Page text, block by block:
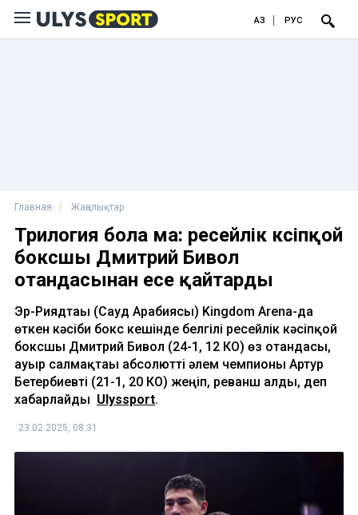
ҚАЗ РУС
Главная Жаңалықтар
Трилогия бола ма: ресейлік кәсіпқой
боксшы Дмитрий Бивол
отандасынан есе қайтарды
Эр-Риядтағы (Сауд Арабиясы) Kingdom Arena-да
өткен кәсіби бокс кешінде белгілі ресейлік кәсіпқой
боксшы Дмитрий Бивол (24-1, 12 КО) өз отандасы,
ауыр салмақтағы абсолютті әлем чемпионы Артур
Бетербиевті (21-1, 20 КО) жеңіп, реванш алды, деп
хабарлайды Ulyssport.
23.02.2025, 08:31